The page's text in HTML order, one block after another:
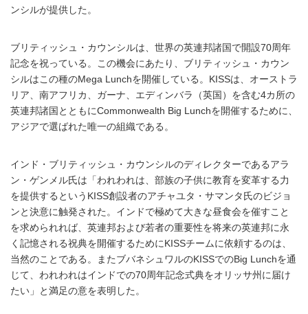
ンシルが提供した。
ブリティッシュ・カウンシルは、世界の英連邦諸国で開設70周年
記念を祝っている。この機会にあたり、ブリティッシュ・カウン
シルはこの種のMega Lunchを開催している。KISSは、オーストラ
リア、南アフリカ、ガーナ、エディンバラ（英国）を含む4カ所の
英連邦諸国とともにCommonwealth Big Lunchを開催するために、
アジアで選ばれた唯一の組織である。
インド・ブリティッシュ・カウンシルのディレクターであるアラ
ン・ゲンメル氏は「われわれは、部族の子供に教育を変革する力
を提供するというKISS創設者のアチャユタ・サマンタ氏のビジョ
ンと決意に触発された。インドで極めて大きな昼食会を催すこと
を求められれば、英連邦および若者の重要性を将来の英連邦に永
く記憶される祝典を開催するためにKISSチームに依頼するのは、
当然のことである。またブバネシュワルのKISSでのBig Lunchを通
じて、われわれはインドでの70周年記念式典をオリッサ州に届け
たい」と満足の意を表明した。